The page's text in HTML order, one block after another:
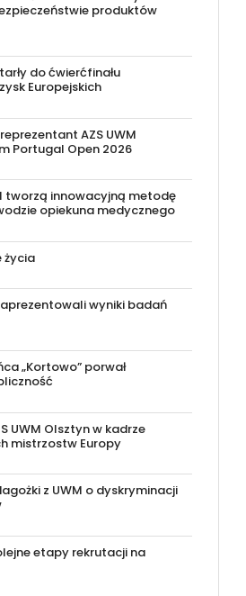
produktów
do ćwierćfinału
Europejskich
AZS UWM
Portugal Open 2026
tworzą innowacyjną metodę
opiekuna medycznego
życia
wyniki badań
„Kortowo” porwał
UWM Olsztyn w kadrze
mistrzostw Europy
z UWM o dyskryminacji
etapy rekrutacji na